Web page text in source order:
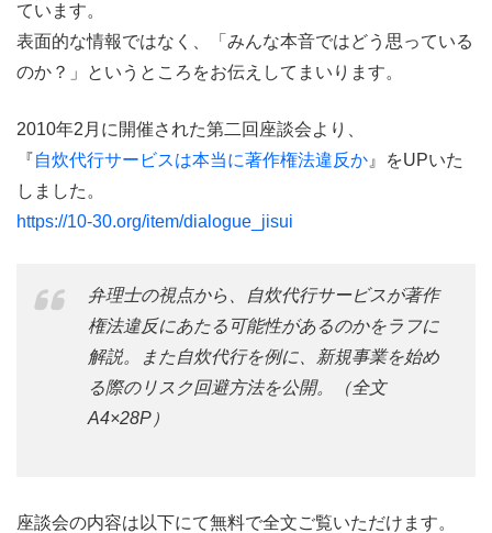
ています。
表面的な情報ではなく、「みんな本音ではどう思っている
のか？」というところをお伝えしてまいります。
2010年2月に開催された第二回座談会より、
『自炊代行サービスは本当に著作権法違反か 』をUPいた
しました。
https://10-30.org/item/dialogue_jisui
弁理士の視点から、自炊代行サービスが著作
権法違反にあたる可能性があるのかをラフに
解説。また自炊代行を例に、新規事業を始め
る際のリスク回避方法を公開。（全文
A4×28P）
座談会の内容は以下にて無料で全文ご覧いただけます。